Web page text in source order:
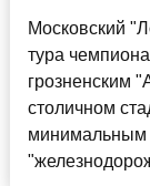
Московский
тура
грозненским
столичном
минимальным